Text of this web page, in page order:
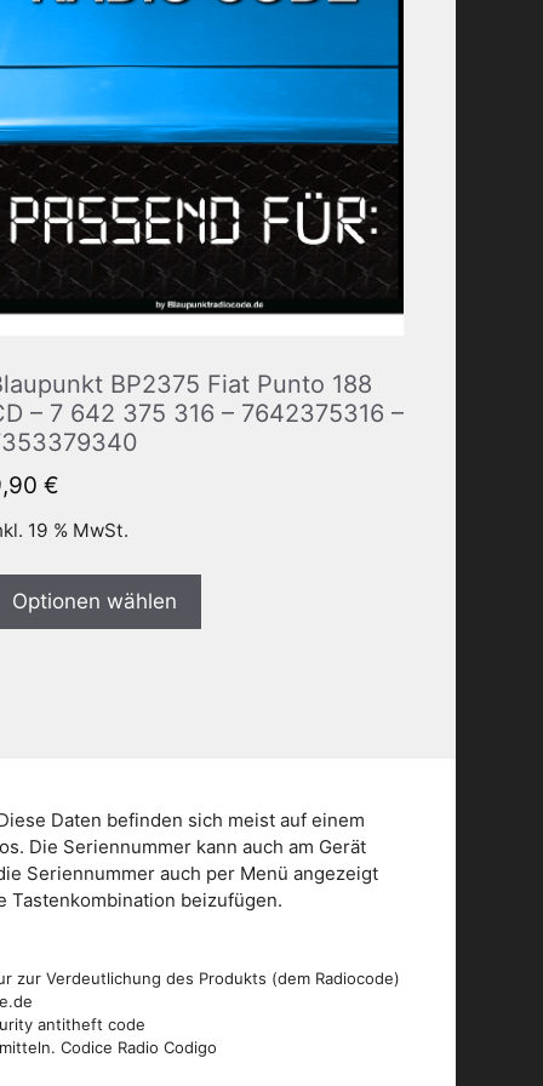
BP2375 Fiat Punto 188
– 7 642 375 316 – 7642375316 –
€
19 % MwSt.
Optionen wählen
Daten befinden sich meist auf einem
Die Seriennummer kann auch am Gerät
Seriennummer auch per Menü angezeigt
Tastenkombination beizufügen.
zur Verdeutlichung des Produkts (dem Radiocode)
antitheft code
Codice Radio Codigo